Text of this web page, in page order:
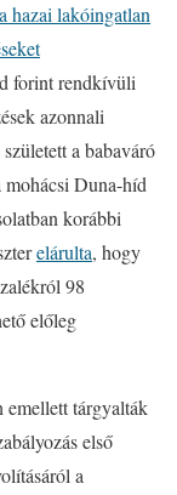
hazai lakóingatlan
forint rendkívüli
azonnali
a babaváró
mohácsi Duna-híd
korábbi
elárulta, hogy
98
előleg
emellett tárgyalták
első
a